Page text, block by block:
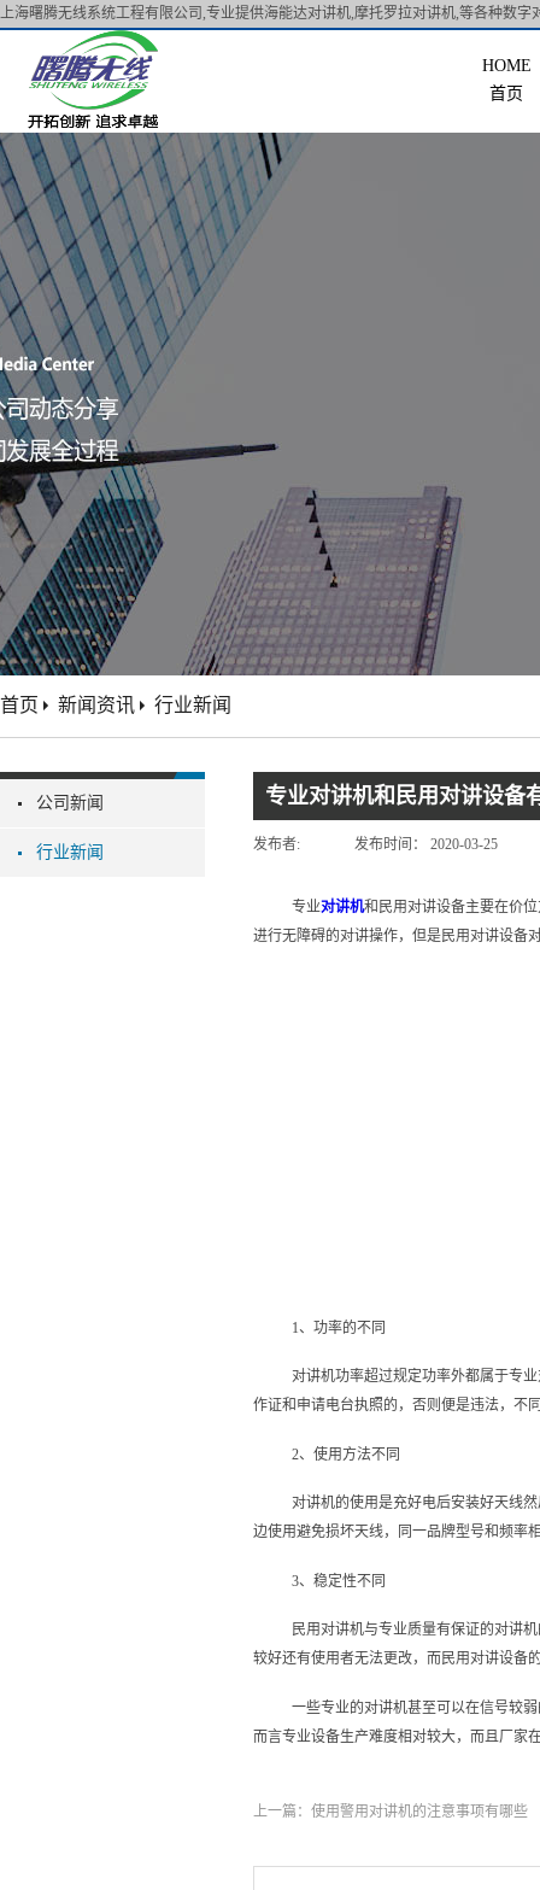
上海曙腾无线系统工程有限公司,专业提供海能达对讲机,摩托罗拉对讲机,等各种数字
首页
公司新闻
行业新闻
首页 新闻资讯 行业新闻
专业对讲机和民用对讲设备
发布者: 发布时间： 2020-03-25
专业对讲机和民用对讲设备主要在价
进行无障碍的对讲操作，但是民用对讲设备
1、功率的不同
对讲机功率超过规定功率外都属于专
作证和申请电台执照的，否则便是违法，不
2、使用方法不同
对讲机的使用是充好电后安装好天线
边使用避免损坏天线，同一品牌型号和频率
3、稳定性不同
民用对讲机与专业质量有保证的对讲
较好还有使用者无法更改，而民用对讲设备
一些专业的对讲机甚至可以在信号较
而言专业设备生产难度相对较大，而且厂家
上一篇： 使用警用对讲机的注意事项有哪些